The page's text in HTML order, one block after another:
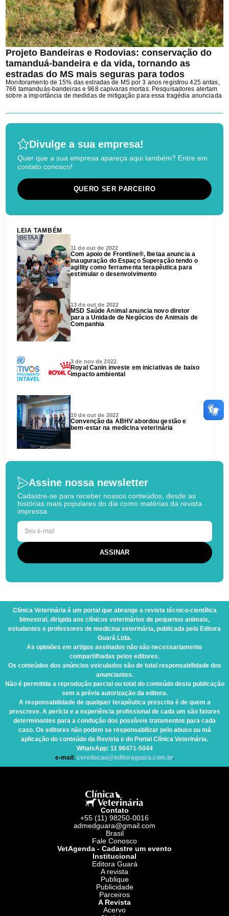
Projeto Bandeiras e Rodovias: conservação do
tamanduá-bandeira e da vida, tornando as
estradas do MS mais seguras para todos
Monitoramento de 15% das estradas de MS por 3 anos registrou 425 antas,
766 tamanduás-bandeiras e 968 capivaras mortas. Pesquisadores alertam
sobre a importância de medidas de mitigação para essa tragédia anunciada
Divulge a sua empresa!
Quer que a sua empresa apareça aqui também? Entre em
contato conosco!
QUERO SER PARCEIRO
LEIA TAMBÉM
11 de out de 2022
Com apoio de Frontline®, Ibetaa anuncia a
inauguração do Espaço Superação tendo o
agility como ferramenta terapêutica para
estimular o desenvolvimento
13 de out de 2022
MSD Saúde Animal anuncia novo diretor
para a Unidade de Negócios de Animais de
Companhia
3 de nov de 2022
Royal Canin investe em iniciativas de baixo
impacto ambiental
10 de out de 2022
Convenção da ABHV abordou gestão e
bem-estar na medicina veterinária
Assine nossa newsletter
Cadastre-se para receber nossos conteúdos, desde as
histórias mais populares do dia como matérias da revista
impressa.
Clínica Veterinária é um portal que abrange a revista técnico-científica
bimestral, dirigida aos clínicos veterinários de pequenos animais,
estudantes e professores de medicina veterinária, publicada pela Editora
Guará Ltda.
As opiniões em artigos assinados não são necessariamente
compartilhadas pelos editores.
Os conteúdos dos anúncios veiculados são de total responsabilidade dos
anunciantes.
Não é permitida a reprodução parcial ou total do conteúdo desta publicação
sem a prévia autorização da editora.
A responsabilidade de qualquer terapêutica prescrita é de quem a
prescreve. A perícia e a experiência profissional de cada um são fatores
determinantes para a condução dos possíveis tratamentos para cada
caso. Os editores não podem se responsabilizar pelo abuso ou má
aplicação do conteúdo da Revista e do Portal Clínica Veterinária.
WhatsApp: 11 96471-5044
e-mail: cvredacao@editoraguara.com.br.
Contato
+55 (11) 98250-0016
admedguara@gmail.com
Brasil
Fale Conosco
VetAgenda - Cadastre um evento
Institucional
Editora Guará
A revista
Publique
Publicidade
Parceiros
A Revista
Acervo